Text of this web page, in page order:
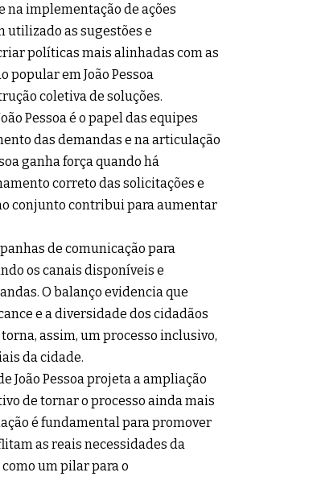
implementação de ações
utilizado as sugestões e
políticas mais alinhadas com as
popular em João Pessoa
coletiva de soluções.
Pessoa é o papel das equipes
das demandas e na articulação
ganha força quando há
correto das solicitações e
conjunto contribui para aumentar
de comunicação para
os canais disponíveis e
O balanço evidencia que
e a diversidade dos cidadãos
assim, um processo inclusivo,
da cidade.
João Pessoa projeta a ampliação
de tornar o processo ainda mais
é fundamental para promover
as reais necessidades da
um pilar para o